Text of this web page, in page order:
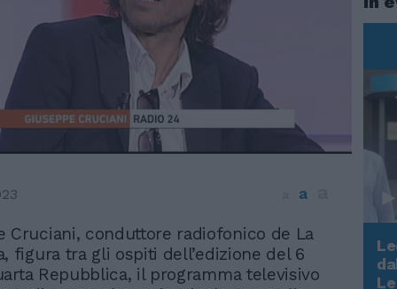
a
Cruciani, conduttore radiofonico de La
figura tra gli ospiti dell’edizione del 6
Repubblica, il programma televisivo
Rudy Giuliani a Come States?